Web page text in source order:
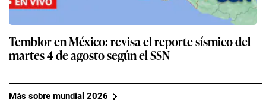
Temblor en México: revisa el reporte sísmico del
martes 4 de agosto según el SSN
Más sobre mundial 2026